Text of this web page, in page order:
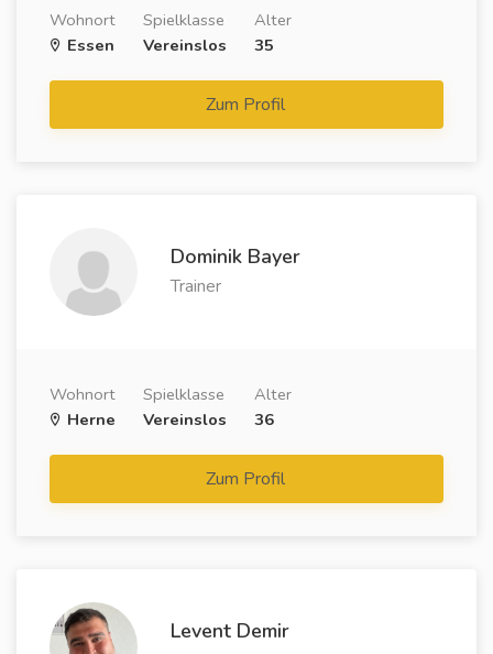
Wohnort
Essen
Spielklasse
Vereinslos
Alter
35
Zum Profil
Dominik Bayer
Trainer
Wohnort
Herne
Spielklasse
Vereinslos
Alter
36
Zum Profil
Levent Demir